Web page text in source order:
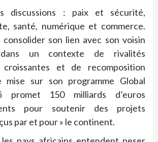
discussions : paix et sécurité,
santé, numérique et commerce.
consolider son lien avec son voisin
dans un contexte de rivalités
croissantes et de recomposition
mise sur son programme Global
promet 150 milliards d’euros
pour soutenir des projets
par et pour » le continent.